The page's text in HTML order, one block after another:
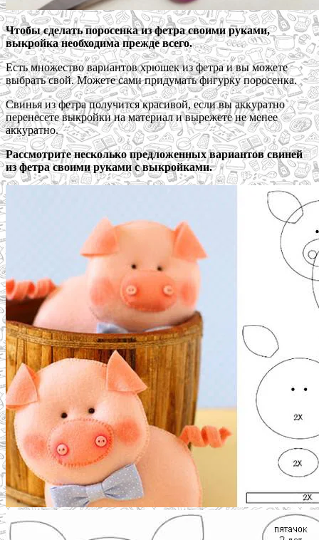
Чтобы сделать поросенка из фетра своими руками,
выкройка необходима прежде всего.
Есть множество вариантов хрюшек из фетра и вы можете
выбрать свой. Можете сами придумать фигурку поросенка.
Свинья из фетра получится красивой, если вы аккуратно
перенесете выкройки на материал и вырежете не менее
аккуратно.
Рассмотрите несколько предложенных вариантов свиней
из фетра своими руками с выкройками.